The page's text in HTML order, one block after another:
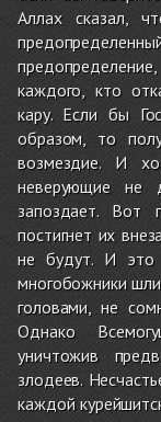
Аллах сказал,
каждого, кто
кару. Если бы
образом, то
возмездие. И
неверующие не
запоздает. Вот
постигнет их
не будут. И это
многобожники
головами, не
Однако
уничтожив
злодеев.
каждой